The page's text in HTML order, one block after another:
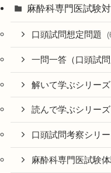
麻酔科専門医試験
口頭試問想定問題
一問一答（口頭試問
解いて学ぶシリーズ
読んで学ぶシリーズ
口頭試問考察シリ
麻酔科専門医試験